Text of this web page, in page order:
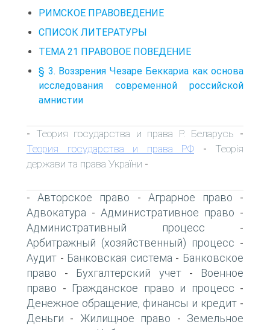
РИМСКОЕ ПРАВОВЕДЕНИЕ
СПИСОК ЛИТЕРАТУРЫ
ТЕМА 21 ПРАВОВОЕ ПОВЕДЕНИЕ
§ 3. Воззрения Чезаре Беккариа как основа
исследования современной российской
амнистии
- Теория государства и права Р. Беларусь -
Теория государства и права РФ - Теорія
держави та права України -
-Авторское право - Аграрное право -
Адвокатура - Административное право -
Административный процесс -
Арбитражный (хозяйственный) процесс -
Аудит - Банковская система - Банковское
право - Бухгалтерский учет-
Военное
право - Гражданское право и процесс -
Денежное обращение, финансы и кредит-
Деньги - Жилищное право - Земельное